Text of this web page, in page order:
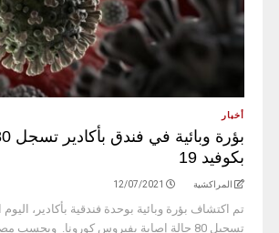
أخبار
بكوفيد 19
المراكشية 12/07/2021
تم اكتشاف بؤرة وبائية بوحدة فندقية بأكادير،
تسجيل 80 حالة إصابة بفيروس كورونا. وبحسب